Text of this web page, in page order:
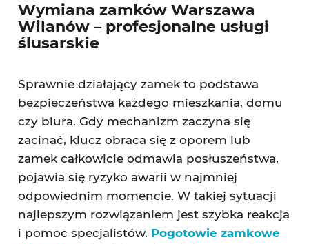
Wymiana zamków Warszawa
Wilanów – profesjonalne usługi
ślusarskie
Sprawnie działający zamek to podstawa
bezpieczeństwa każdego mieszkania, domu
czy biura. Gdy mechanizm zaczyna się
zacinać, klucz obraca się z oporem lub
zamek całkowicie odmawia posłuszeństwa,
pojawia się ryzyko awarii w najmniej
odpowiednim momencie. W takiej sytuacji
najlepszym rozwiązaniem jest szybka reakcja
i pomoc specjalistów. Pogotowie zamkowe